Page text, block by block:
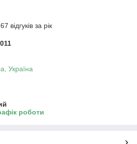
відгуків за рік
Україна
роботи